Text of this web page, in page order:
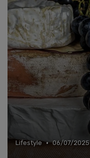
Lifestyle • 06/07/2025